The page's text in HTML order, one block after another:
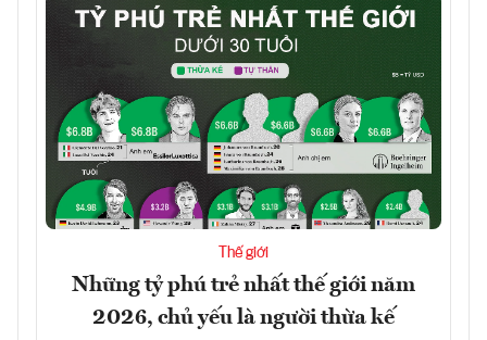
Thế giới
Những tỷ phú trẻ nhất thế giới năm
2026, chủ yếu là người thừa kế